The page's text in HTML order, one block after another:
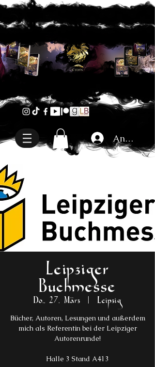
Anmelden
Leipziger
Buchmesse
Do., 27. März
  |
Leipzig
Bücher, Autoren, Lesungen und außerdem
mich als Referentin bei der Leipziger
Autorenrunde!
Halle 3 Stand A413